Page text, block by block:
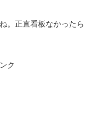
。正直看板なかったら
ク